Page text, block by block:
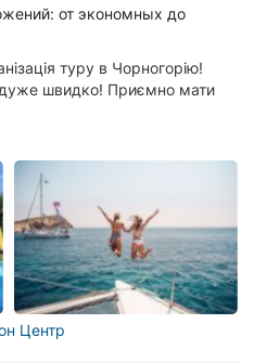
от экономных до
туру в Чорногорію!
дуже швидко! Приємно мати
Центр